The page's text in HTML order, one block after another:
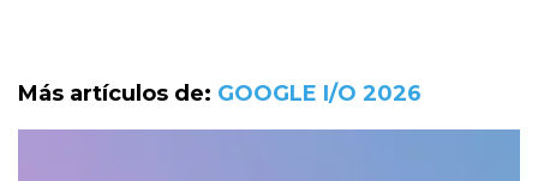
Más artículos de: GOOGLE I/O 2026